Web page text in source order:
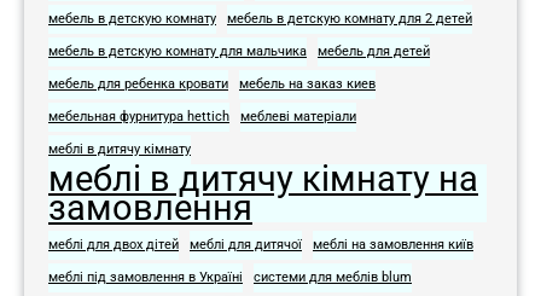
мебель в детскую комнату мебель в детскую комнату для 2 детей
мебель в детскую комнату для мальчика мебель для детей
мебель для ребенка кровати мебель на заказ киев
мебельная фурнитура hettich меблеві матеріали
меблі в дитячу кімнату
меблі в дитячу кімнату на
замовлення
меблі для двох дітей меблі для дитячої меблі на замовлення київ
меблі під замовлення в Україні системи для меблів blum